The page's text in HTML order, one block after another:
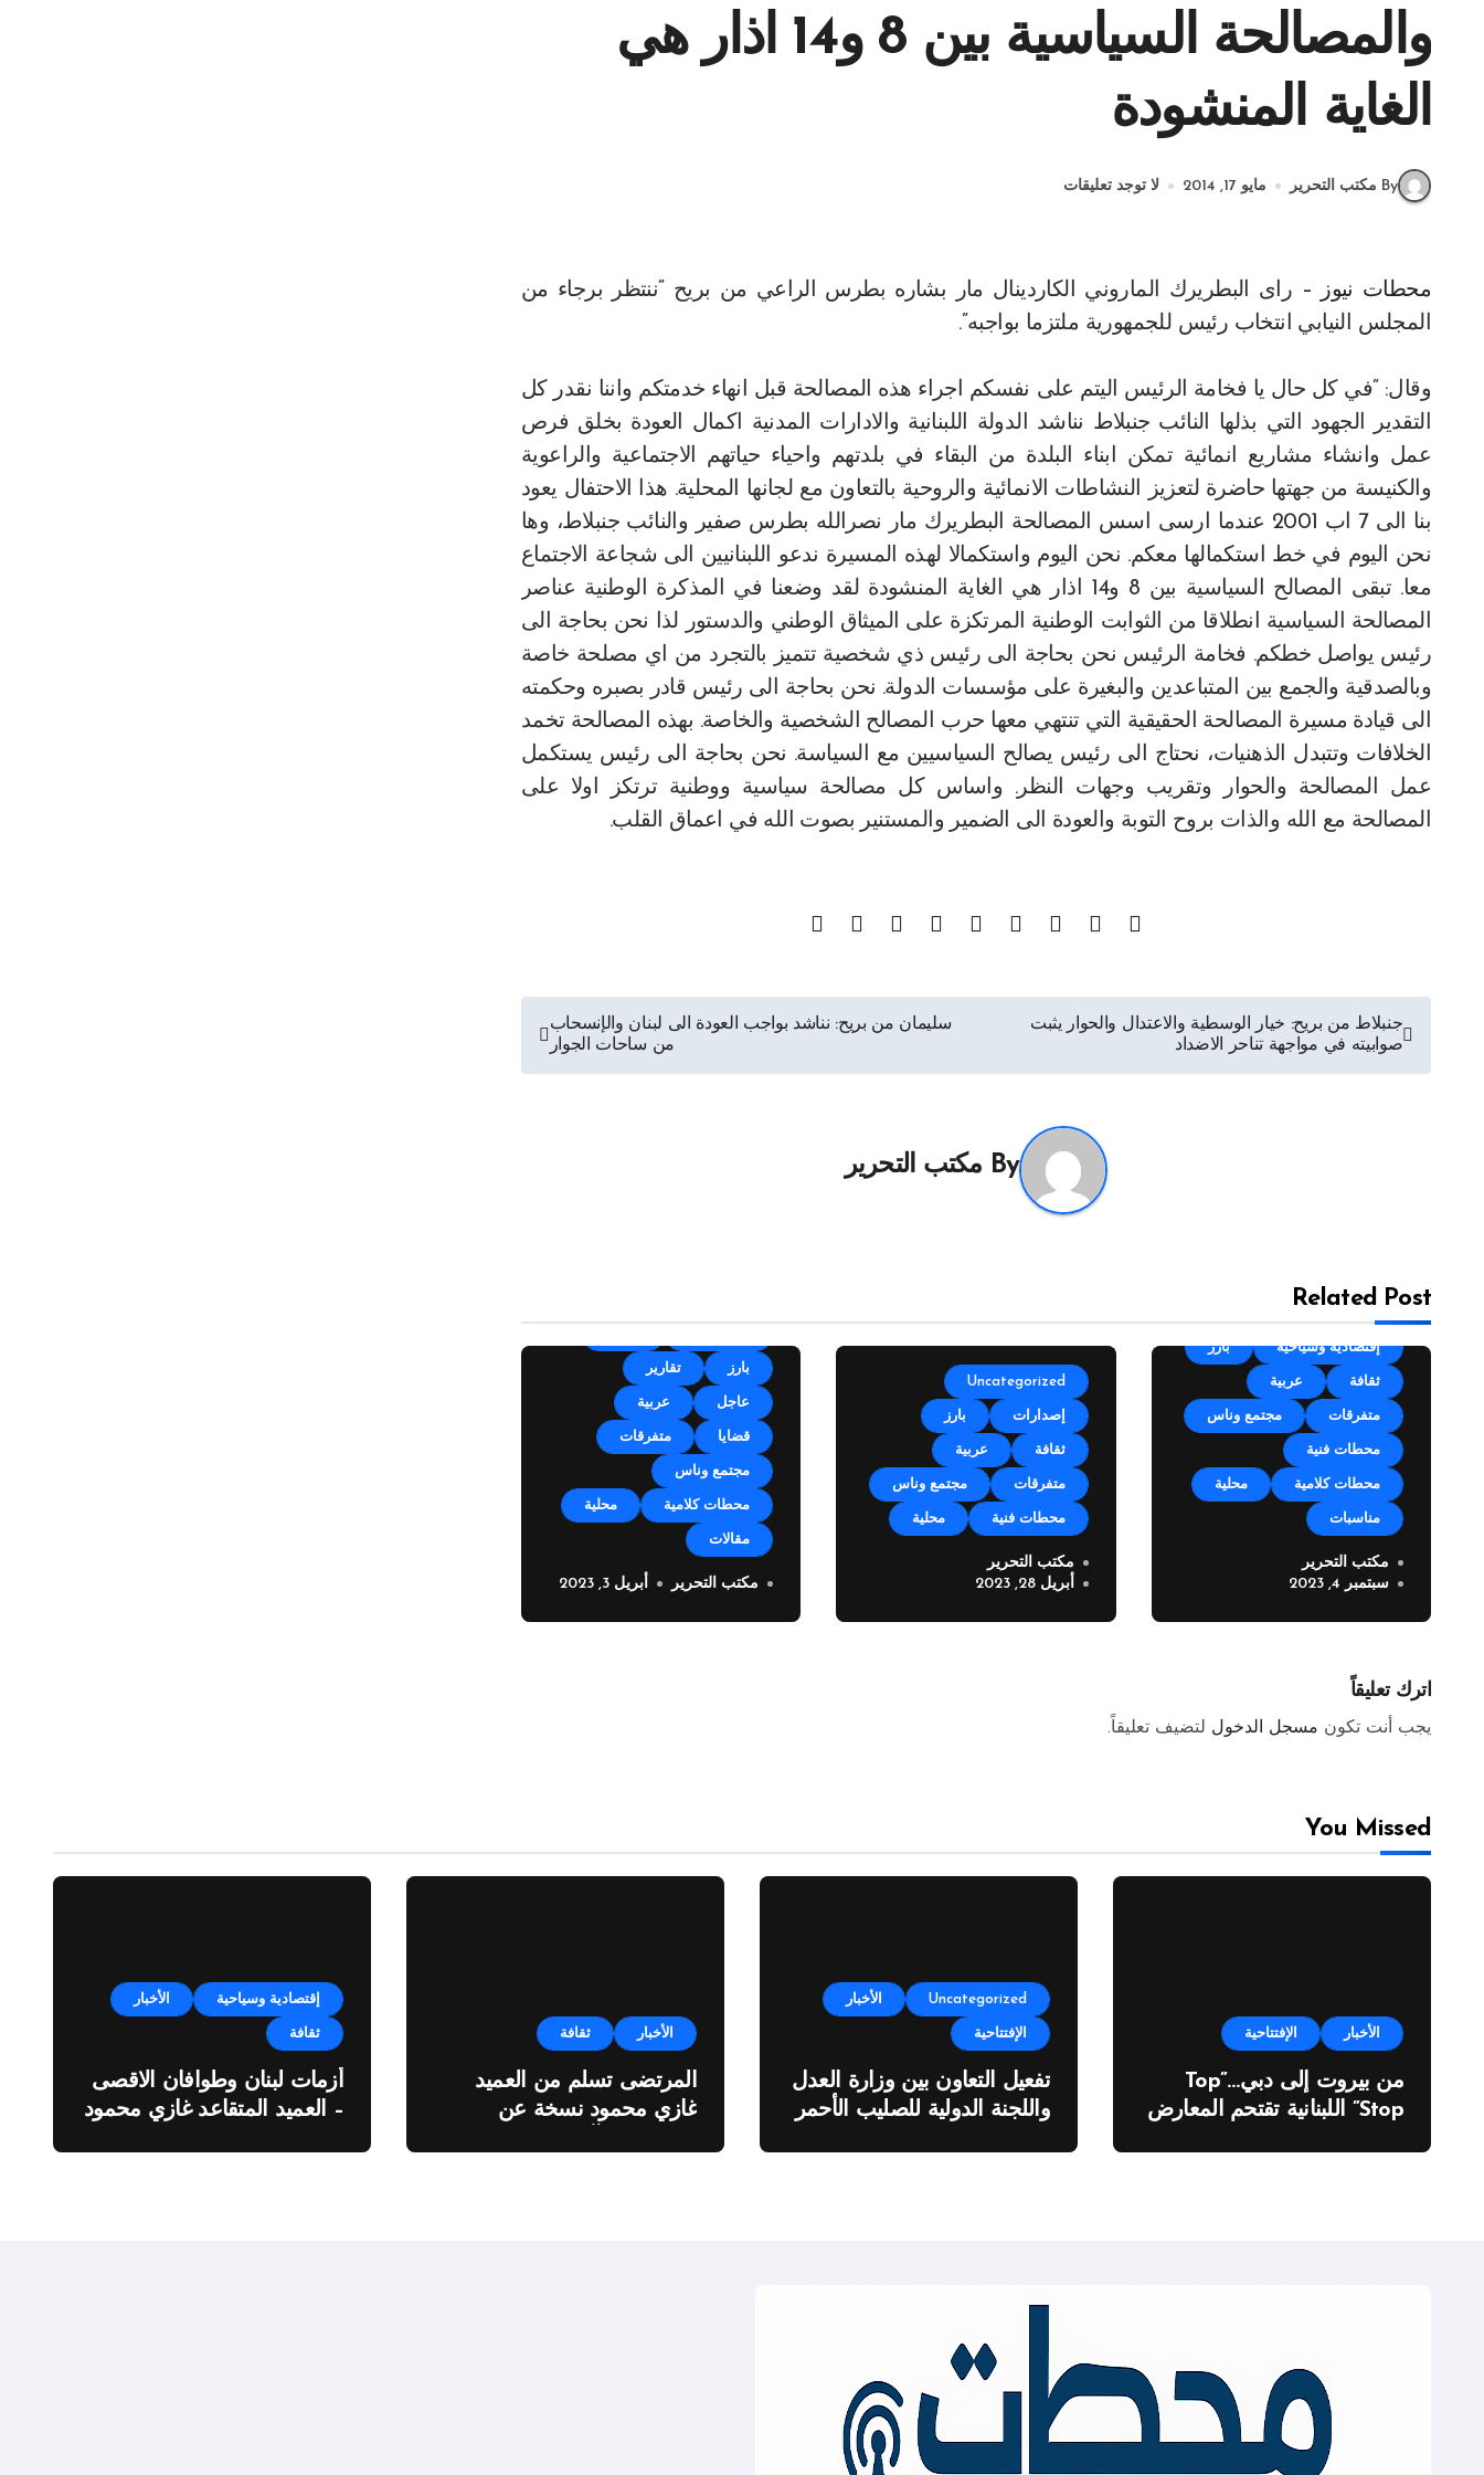
والمصالحة السياسية بين 8 و14 اذار هي
الغاية المنشودة
By مكتب التحرير مايو 17, 2014 لا توجد تعليقات
محطات نيوز – راى البطريرك الماروني الكاردينال مار بشاره بطرس الراعي من بريح “ننتظر برجاء من
المجلس النيابي انتخاب رئيس للجمهورية ملتزما بواجبه”.
وقال: “في كل حال يا فخامة الرئيس اليتم على نفسكم اجراء هذه المصالحة قبل انهاء خدمتكم واننا نقدر كل
التقدير الجهود التي بذلها النائب جنبلاط نناشد الدولة اللبنانية والادارات المدنية اكمال العودة بخلق فرص
عمل وانشاء مشاريع انمائية تمكن ابناء البلدة من البقاء في بلدتهم واحياء حياتهم الاجتماعية والراعوية
والكنيسة من جهتها حاضرة لتعزيز النشاطات الانمائية والروحية بالتعاون مع لجانها المحلية. هذا الاحتفال يعود
بنا الى 7 اب 2001 عندما ارسى اسس المصالحة البطريرك مار نصرالله بطرس صفير والنائب جنبلاط، وها
نحن اليوم في خط استكمالها معكم. نحن اليوم واستكمالا لهذه المسيرة ندعو اللبنانيين الى شجاعة الاجتماع
معا. تبقى المصالح السياسية بين 8 و14 اذار هي الغاية المنشودة لقد وضعنا في المذكرة الوطنية عناصر
المصالحة السياسية انطلاقا من الثوابت الوطنية المرتكزة على الميثاق الوطني والدستور لذا نحن بحاجة الى
رئيس يواصل خطكم. فخامة الرئيس نحن بحاجة الى رئيس ذي شخصية تتميز بالتجرد من اي مصلحة خاصة
وبالصدقية والجمع بين المتباعدين والبغيرة على مؤسسات الدولة. نحن بحاجة الى رئيس قادر بصبره وحكمته
الى قيادة مسيرة المصالحة الحقيقية التي تنتهي معها حرب المصالح الشخصية والخاصة. بهذه المصالحة تخمد
الخلافات وتتبدل الذهنيات، نحتاج الى رئيس يصالح السياسيين مع السياسة. نحن بحاجة الى رئيس يستكمل
عمل المصالحة والحوار وتقريب وجهات النظر. واساس كل مصالحة سياسية ووطنية ترتكز اولا على
المصالحة مع الله والذات بروح التوبة والعودة الى الضمير والمستنير بصوت الله في اعماق القلب.
تصفّح
المقالات
جنبلاط من بريح: خيار الوسطية والاعتدال والحوار يثبت
صوابيته في مواجهة تناحر الاضداد
سليمان من بريح: نناشد بواجب العودة الى لبنان والإنسحاب
من ساحات الجوار
By مكتب التحرير
Related Post
إقتصادية وسياحية بارز
ثقافة عربية
متفرقات مجتمع وناس
محطات فنية
محطات كلامية محلية
مناسبات
مهرجان زوق مكايل “بلدتنا
العيد” في نسخته الرابعة
مكتب التحرير
سبتمبر 4, 2023
Uncategorized
إصدارات بارز
ثقافة عربية
متفرقات مجتمع وناس
محطات فنية محلية
الفنان باسل صقر ينضم
الى شركة مدانات ميديا
برودكشن
مكتب التحرير
أبريل 28, 2023
بارز تقارير
عاجل عربية
قضايا متفرقات
مجتمع وناس
محطات كلامية محلية
مقالات
خطوة فريدة من بلدية
زوق مكايل بوجه اصحاب
مكتب التحرير أبريل 3, 2023
اترك تعليقاً
يجب أنت تكون مسجل الدخول لتضيف تعليقاً.
You Missed
الأخبار الإفتتاحية
من بيروت إلى دبي…”Top
Stop” اللبنانية تقتحم المعارض
Uncategorized الأخبار
الإفتتاحية
تفعيل التعاون بين وزارة العدل
واللجنة الدولية للصليب الأحمر
الأخبار ثقافة
المرتضى تسلم من العميد
غازي محمود نسخة عن
إقتصادية وسياحية الأخبار
ثقافة
أزمات لبنان وطوافان الاقصى
– العميد المتقاعد غازي محمود